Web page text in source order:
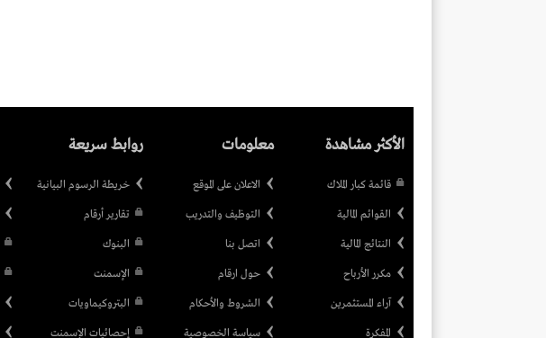
الأكثر مشاهدة
قائمة كبار الملاك
القوائم المالية
النتائج المالية
مكرر الأرباح
آراء المستثمرين
المفكرة
معلومات
الاعلان على الموقع
التوظيف والتدريب
اتصل بنا
حول ارقام
الشروط والأحكام
سياسة الخصوصية
روابط سريعة
خريطة الرسوم البيانية
تقارير أرقام
البنوك
الإسمنت
البتروكيماويات
إحصائيات الإسمنت